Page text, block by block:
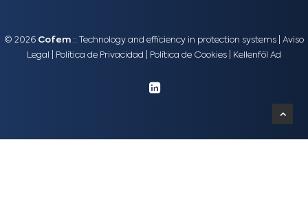
© 2026 Cofem :: Technology and efficiency in protection systems | Aviso
Legal
Política de Privacidad Política de Cookies Kellenföl Ad